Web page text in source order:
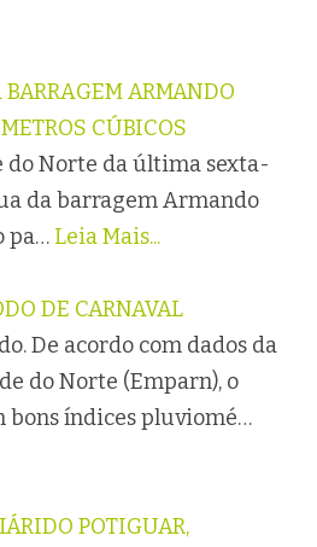
ARMANDO
CÚBICOS
do Norte da última sexta-
da barragem Armando
pa… Leia Mais...
DE CARNAVAL
De acordo com dados da
do Norte (Emparn), o
bons índices pluviomé…
POTIGUAR,